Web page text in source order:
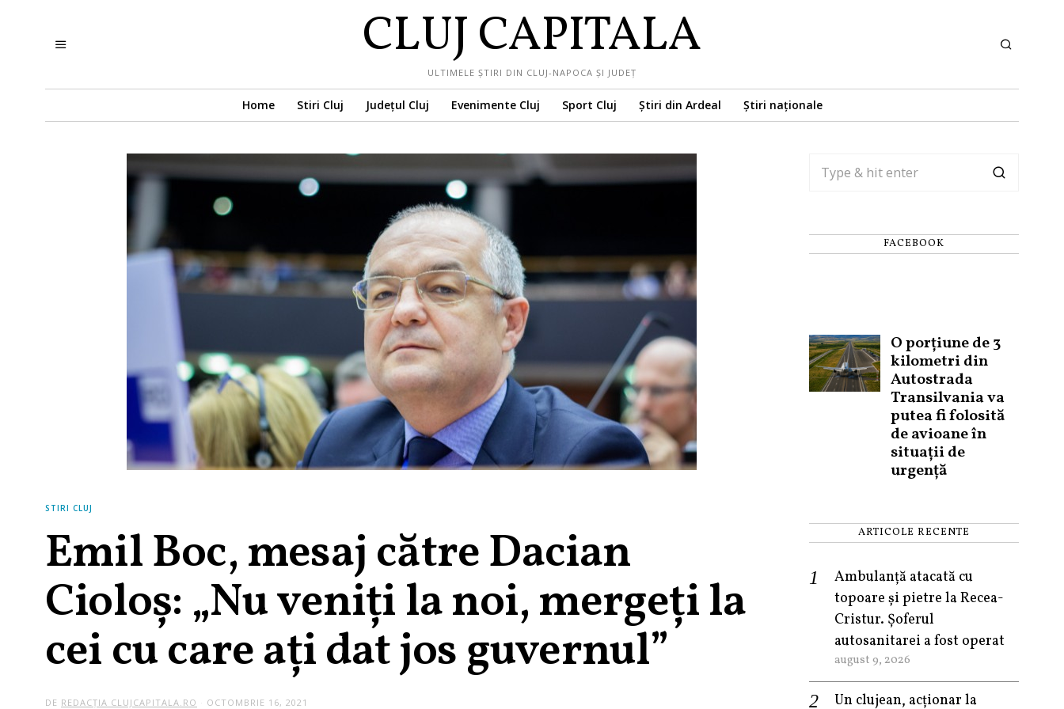
CLUJ CAPITALA
ULTIMELE ȘTIRI DIN CLUJ-NAPOCA ȘI JUDEȚ
Home Stiri Cluj Județul Cluj Evenimente Cluj Sport Cluj Știri din Ardeal Știri naționale
STIRI CLUJ
Emil Boc, mesaj către Dacian
Cioloș: „Nu veniți la noi, mergeți la
cei cu care ați dat jos guvernul”
DE REDACȚIA CLUJCAPITALA.RO OCTOMBRIE 16, 2021
FACEBOOK
O porțiune de 3
kilometri din
Autostrada
Transilvania va
putea fi folosită
de avioane în
situații de
urgență
ARTICOLE RECENTE
Ambulanță atacată cu
topoare și pietre la Recea-
Cristur. Șoferul
autosanitarei a fost operat
august 9, 2026
Un clujean, acționar la